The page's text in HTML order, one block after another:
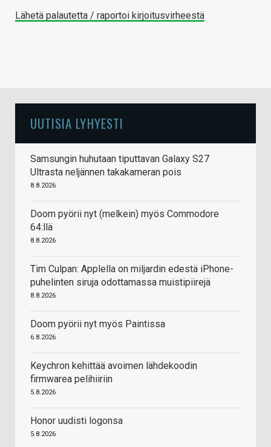
Lähetä palautetta / raportoi kirjoitusvirheestä
UUTISIA LYHYESTI
Samsungin huhutaan tiputtavan Galaxy S27
Ultrasta neljännen takakameran pois
8.8.2026
Doom pyörii nyt (melkein) myös Commodore
64:llä
8.8.2026
Tim Culpan: Applella on miljardin edestä iPhone-
puhelinten siruja odottamassa muistipiirejä
8.8.2026
Doom pyörii nyt myös Paintissa
6.8.2026
Keychron kehittää avoimen lähdekoodin
firmwarea pelihiiriin
5.8.2026
Honor uudisti logonsa
5.8.2026